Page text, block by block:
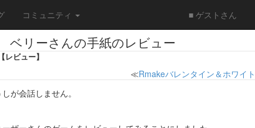
コミュニティ ■ ゲストさん
リーさんの手紙のレビュー
ビュー】
≪Rmakeバレンタイン＆ホワイ
が会話しません。